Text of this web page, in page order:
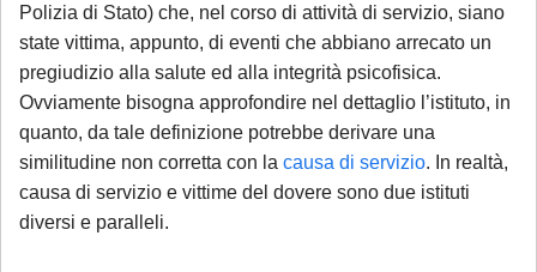
Polizia di Stato) che, nel corso di attività di servizio, siano
state vittima, appunto, di eventi che abbiano arrecato un
pregiudizio alla salute ed alla integrità psicofisica.
Ovviamente bisogna approfondire nel dettaglio l’istituto, in
quanto, da tale definizione potrebbe derivare una
similitudine non corretta con la causa di servizio. In realtà,
causa di servizio e vittime del dovere sono due istituti
diversi e paralleli.